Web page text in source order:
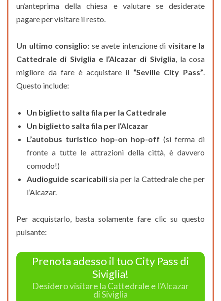
un’anteprima della chiesa e valutare se desiderate
pagare per visitare il resto.
Un ultimo consiglio: se avete intenzione di visitare la
Cattedrale di Siviglia e l’Alcazar di Siviglia, la cosa
migliore da fare è acquistare il “Seville City Pass”.
Questo include:
Un biglietto salta fila per la Cattedrale
Un biglietto salta fila per l’Alcazar
L’autobus turistico hop-on hop-off (si ferma di
fronte a tutte le attrazioni della città, è davvero
comodo!)
Audioguide scaricabilisia per la Cattedrale che per
l’Alcazar.
Per acquistarlo, basta solamente fare clic su questo
pulsante:
Prenota adesso il tuo City Pass di
Siviglia!
Desidero visitare la Cattedrale e l'Alcazar
di Siviglia